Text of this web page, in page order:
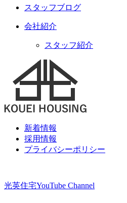
スタッフブログ
会社紹介
スタッフ紹介
新着情報
採用情報
プライバシーポリシー
光英住宅YouTube Channel